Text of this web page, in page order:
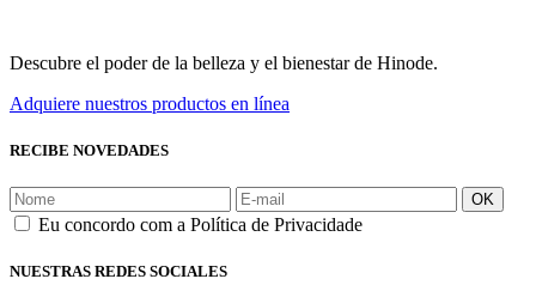
Descubre el poder de la belleza y el bienestar de Hinode.
Adquiere nuestros productos en línea
RECIBE NOVEDADES
OK
Eu concordo com a Política de Privacidade
NUESTRAS REDES SOCIALES